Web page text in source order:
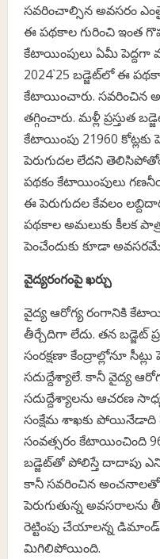
సవరించాల్సిన అవసరం
ఈ పథకాల గురించి ఇంత
కేటాయింపులు ఏమీ పెద్దగా
2024`25 బడ్జెట్‌లో ఈ
కేటాయించారు. సవరించిన
తగ్గించారు. మళ్లీ ప్రస్తుత
కేటాయింపు 21960 కోట్లకు
పెరుగుదల లేదని
పథకం కేటాయింపులు
ఈ పెరుగుదల కేవలం
పథకాల అమలుకు కీలక
పెంచేందుకు కూడా
వైద్యరంగంపై ఖర్చు
వైద్య ఆరోగ్య రంగానికి
తీర్చేదిగా లేదు. తన బడ్జెట్‌
సంరక్షణా కేంద్రాల్లోనూ సీట్లు
సదుద్దేశ్యాలే. కానీ వైద్య
సదుద్దేశ్యాలను ఆచరణ
సంక్షేమ శాఖకు పోయినేడాది
సంవత్సరం కేటాయించింది
బడ్జెట్‌తో పోలిస్తే దాదాపు
కానీ సవరించిన అంచనాలతో
పెరుగుతున్న అవసరాలను
రెట్టింపు చేయాలన్న
మిగిలిపోయింది.